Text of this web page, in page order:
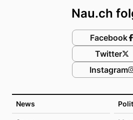
News
Nau.ch
Facebook
Twitter
Instagram